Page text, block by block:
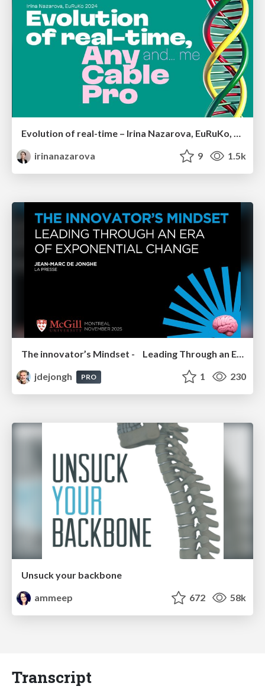
Evolution of real-time – Irina Nazarova, EuRuKo, 2024
irinanazarova
9 1.5k
The innovator’s Mindset - Leading Through an Era of Exponential Change - McGill University 2025
jdejongh
PRO 1 230
Unsuck your backbone
ammeep
672 58k
Transcript